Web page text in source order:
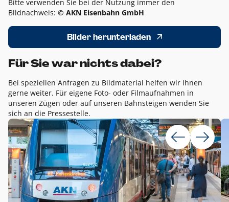
Bitte verwenden Sie bei der Nutzung immer den
Bildnachweis: © AKN Eisenbahn GmbH
Bilder herunterladen
Für Sie war nichts dabei?
Bei speziellen Anfragen zu Bildmaterial helfen wir Ihnen
gerne weiter. Für eigene Foto- oder Filmaufnahmen in
unseren Zügen oder auf unseren Bahnsteigen wenden Sie
sich an die Pressestelle.